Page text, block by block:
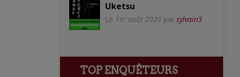
Uketsu
Le 1er août 2026 par sylvain3
TOP ENQUÊTEURS